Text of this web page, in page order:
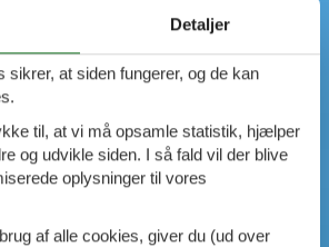
Detaljer
sikrer, at siden fungerer, og de kan
til, at vi må opsamle statistik, hjælper
og udvikle siden. I så fald vil der blive
oplysninger til vores
af alle cookies, giver du (ud over